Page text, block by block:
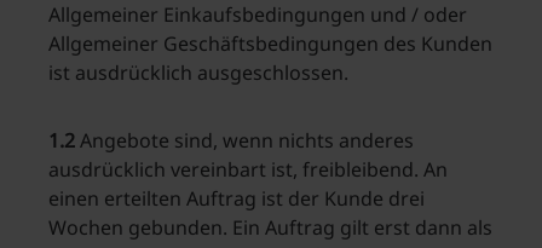
Allgemeiner Einkaufsbedingungen und / oder
Allgemeiner Geschäftsbedingungen des Kunden
ist ausdrücklich ausgeschlossen.
1.2Angebote sind, wenn nichts anderes
ausdrücklich vereinbart ist, freibleibend. An
einen erteilten Auftrag ist der Kunde drei
Wochen gebunden. Ein Auftrag gilt erst dann als